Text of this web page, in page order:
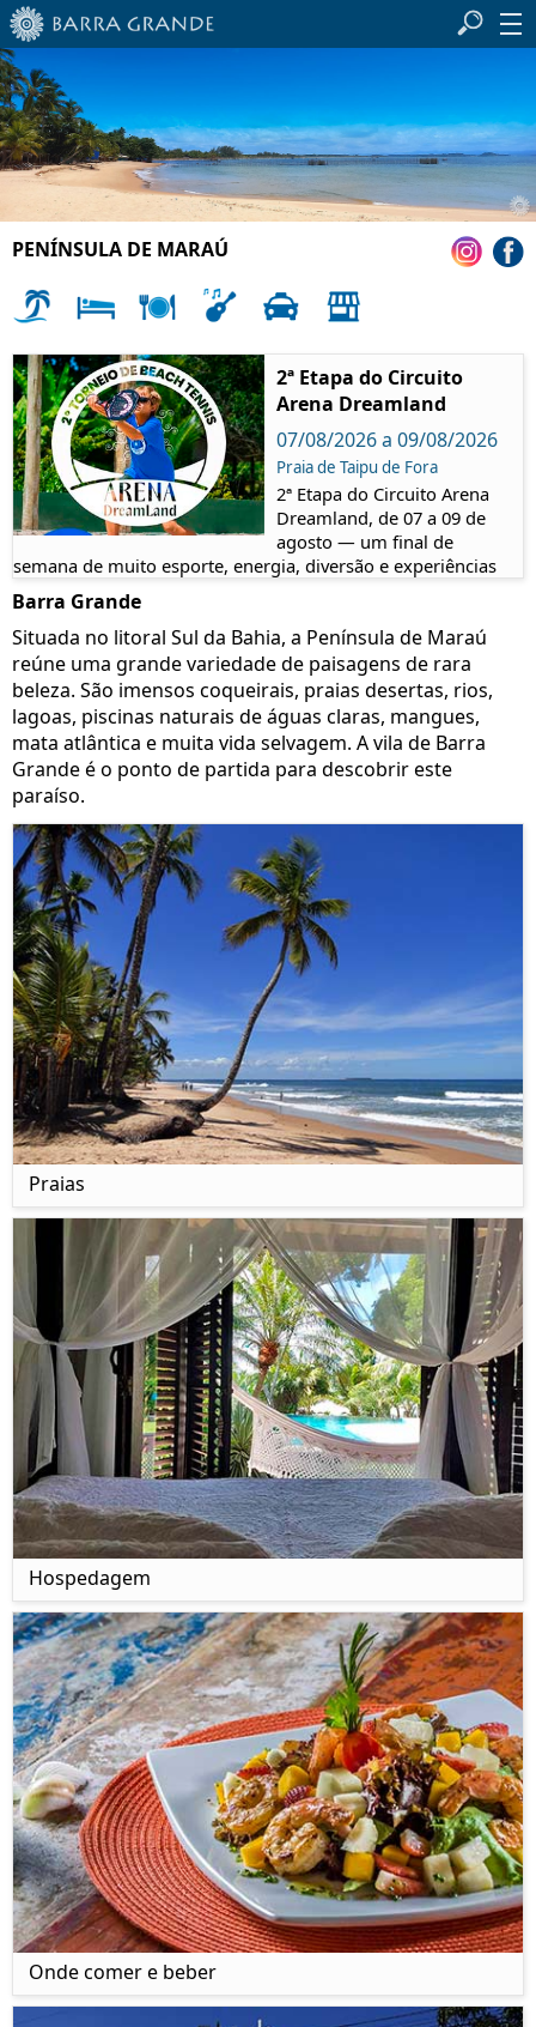
PENÍNSULA DE MARAÚ
2ª Etapa do Circuito
Arena Dreamland
07/08/2026 a 09/08/2026
Praia de Taipu de Fora
2ª Etapa do Circuito Arena
Dreamland, de 07 a 09 de
agosto — um final de
semana de muito esporte, energia, diversão e experiências
inesquecíveis em um dos cenários mais paradisíacos da
Bahia. Já reserve a data na sua agenda e comece a planejar
sua viagem. Aproveite para garantir sua hospedagem na
Dreamland Bungalows e viver a experiência completa, com
conforto, lazer, a poucos passos da arena.
Barra Grande
Situada no litoral Sul da Bahia, a Península de Maraú
reúne uma grande variedade de paisagens de rara
beleza. São imensos coqueirais, praias desertas, rios,
lagoas, piscinas naturais de águas claras, mangues,
mata atlântica e muita vida selvagem. A vila de Barra
Grande é o ponto de partida para descobrir este
paraíso.
Praias
Hospedagem
Onde comer e beber